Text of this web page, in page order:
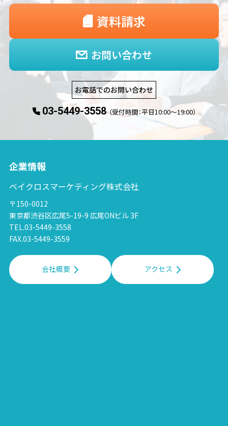
お問い合わせ
資料請求
お電話でのお問い合わせ
03-5449-3558 （受付時間：平日10:00〜19:00）
企業情報
ベイクロスマーケティング株式会社
〒150-0012
東京都渋谷区広尾5-19-9 広尾ONビル 3F
TEL.03-5449-3558
FAX.03-5449-3559
会社概要 アクセス